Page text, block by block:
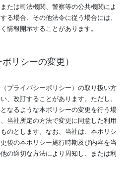
たは司法機関、警察等の公共機関によ
る場合、その他法令に従う場合には、
情報開示することがあります。
リシーの変更）
プライバシーポリシー）の取り扱い方
、改訂することがあります。ただし、
なるような本ポリシーの変更を行う場
当社所定の方法で変更に同意した利用
のとします。なお、当社は、本ポリシ
後の本ポリシー施行時期及び内容を当
の適切な方法により周知し、または利